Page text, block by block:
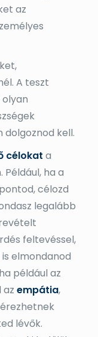
az
A teszt
kell.
célokat a
ha a
célozd
legalább
feltevéssel,
elmondanod
például az
az empátia,
lévők.